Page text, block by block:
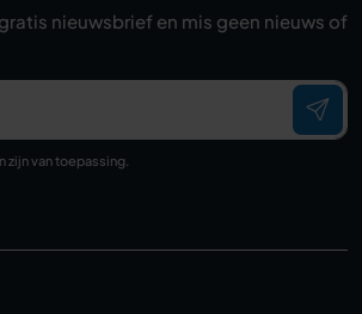
nieuwsbrief en mis geen nieuws of
zijn van toepassing.